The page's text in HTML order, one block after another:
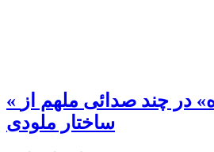
« آکوره های ویژه» در چند صدائی ملهم از
ساختار ملودی